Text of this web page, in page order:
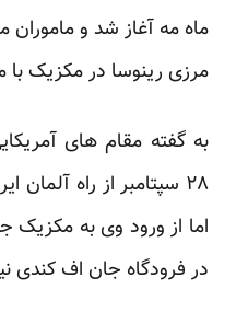
ماه مه آغاز شد و
مرزی رینوسا در مکزیک با
به گفته مقام های
۲۸ سپتامبر از راه
اما از ورود وی به مکزیک
در فرودگاه جان اف کندی